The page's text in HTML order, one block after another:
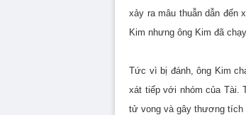
xảy ra mâu thuẫn dẫn đến
Kim nhưng ông Kim đã
Tức vì bị đánh, ông Kim
xát tiếp với nhóm của Tài.
tử vong và gây thương tích